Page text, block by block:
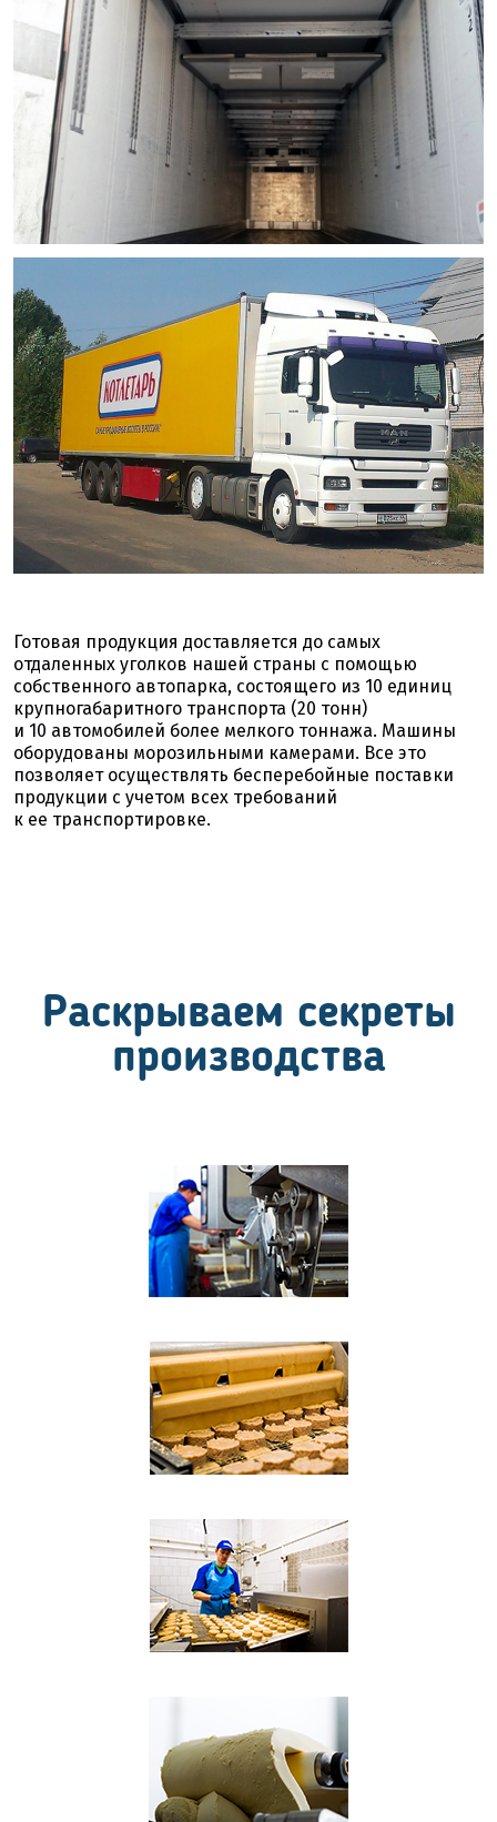
Готовая продукция доставляется до самых
отдаленных уголков нашей страны с помощью
собственного автопарка, состоящего из 10 единиц
крупногабаритного транспорта (20 тонн)
и 10 автомобилей более мелкого тоннажа. Машины
оборудованы морозильными камерами. Все это
позволяет осуществлять бесперебойные поставки
продукции с учетом всех требований
к ее транспортировке.
Раскрываем секреты
производства